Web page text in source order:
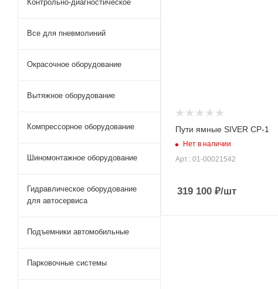
Пути ямные SIVER СР-1
Нет в наличии
Арт.: 01-00021542
319 100 ₽/шт
Контрольно-диагностическое
Все для пневмолиний
Окрасочное оборудование
Вытяжное оборудование
Компрессорное оборудование
Шиномонтажное оборудование
Гидравлическое оборудование
для автосервиса
Подъемники автомобильные
Парковочные системы